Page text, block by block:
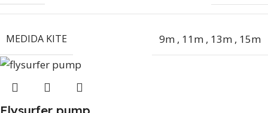
MEDIDA KITE 9m , 11m , 13m , 15m